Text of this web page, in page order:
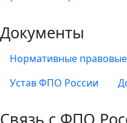
Документы
Нормативные
Устав ФПО России